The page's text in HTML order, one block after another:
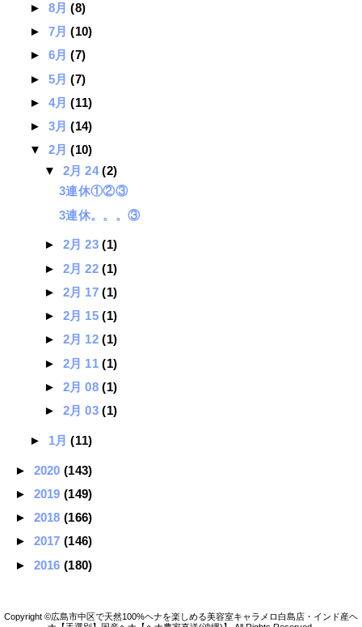
► 8月(8)
► 7月(10)
► 6月(7)
► 5月(7)
► 4月(11)
► 3月(14)
▼ 2月(10)
▼ 2月 24(2)
3連休①②③
3連休。。。③
► 2月 23(1)
► 2月 22(1)
► 2月 17(1)
► 2月 15(1)
► 2月 12(1)
► 2月 11(1)
► 2月 08(1)
► 2月 03(1)
► 1月(11)
► 2020(143)
► 2019(149)
► 2018(166)
► 2017(146)
► 2016(180)
広島市中区で天然100%ヘナを楽しめる美容室キャラメロ白島店・インド産ヘ